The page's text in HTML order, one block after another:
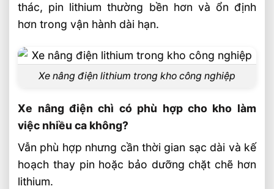
thác, pin lithium thường bền hơn và ổn định
hơn trong vận hành dài hạn.
Xe nâng điện lithium trong kho công nghiệp
Xe nâng điện chì có phù hợp cho kho làm
việc nhiều ca không?
Vẫn phù hợp nhưng cần thời gian sạc dài và kế
hoạch thay pin hoặc bảo dưỡng chặt chẽ hơn
lithium.